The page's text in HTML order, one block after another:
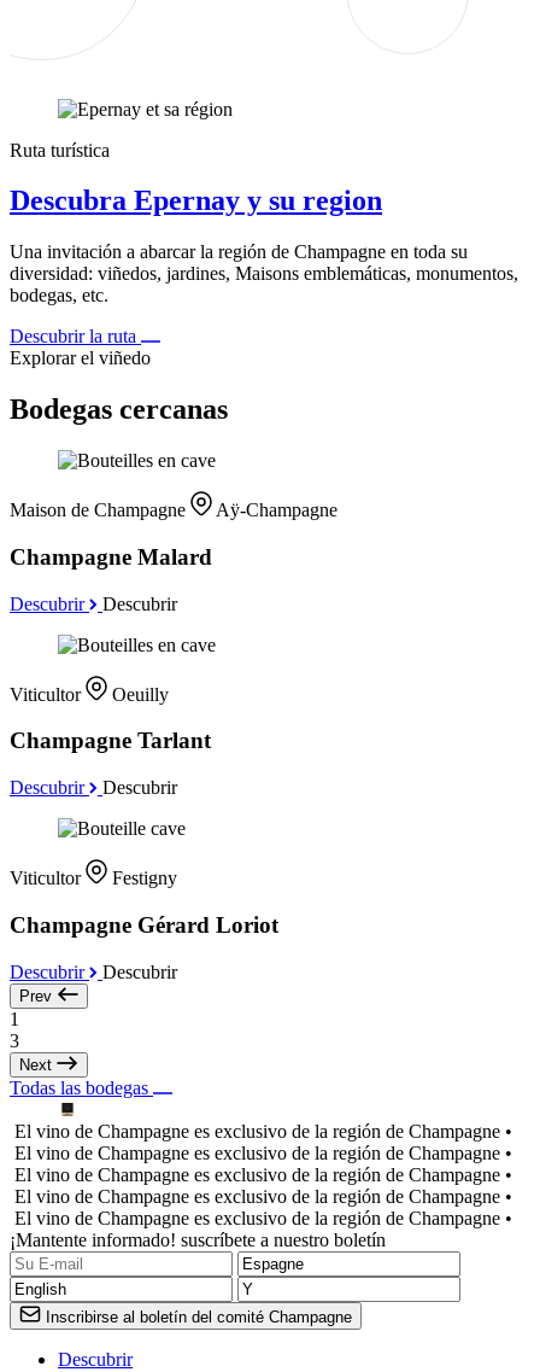
Ruta turística
Descubra Epernay y su region
Una invitación a abarcar la región de Champagne en toda su
diversidad: viñedos, jardines, Maisons emblemáticas, monumentos,
bodegas, etc.
Descubrir la ruta
Explorar el viñedo
Bodegas cercanas
Maison de Champagne Aÿ-Champagne
Champagne Malard
Descubrir Descubrir
Viticultor Oeuilly
Champagne Tarlant
Descubrir Descubrir
Viticultor Festigny
Champagne Gérard Loriot
Descubrir Descubrir
Prev
1
3
Next
Todas las bodegas
El vino de Champagne es exclusivo de la región de Champagne •
El vino de Champagne es exclusivo de la región de Champagne •
El vino de Champagne es exclusivo de la región de Champagne •
El vino de Champagne es exclusivo de la región de Champagne •
El vino de Champagne es exclusivo de la región de Champagne •
¡Mantente informado! suscríbete a nuestro boletín
Inscribirse al boletín del comité Champagne
Descubrir